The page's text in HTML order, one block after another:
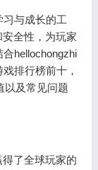
与成长的工
全性，为玩家
hellochongzhi
排行榜前十，
以及常见问题
了全球玩家的